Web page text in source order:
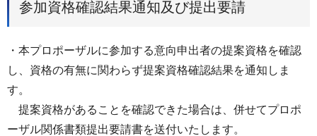
参加資格確認結果通知及び提出要請
・本プロポーザルに参加する意向申出者の提案資格を確認
し、資格の有無に関わらず提案資格確認結果を通知しま
す。
提案資格があることを確認できた場合は、併せてプロポ
ーザル関係書類提出要請書を送付いたします。